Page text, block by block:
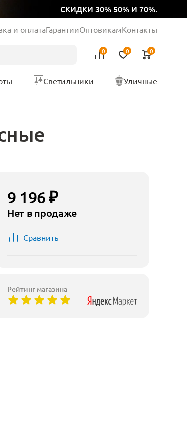
СКИДКИ 30% 50% И 70%.
и оплатаГарантииОптовикамКонтакты
0 0 0
Светильники Уличные
9 196 ₽
Нет в продаже
Сравнить
Рейтинг магазина